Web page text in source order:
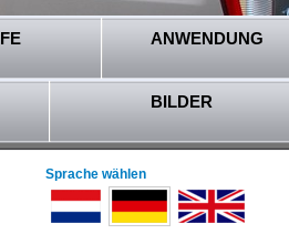
ANWENDUNG
BILDER
Sprache wählen